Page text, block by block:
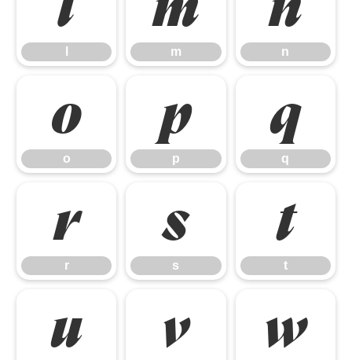
m n
o
o
p
p
q
q
r
r
s
s
t
t
u v w